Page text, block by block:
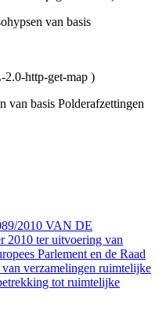
van basis
http-get-map )
basis Polderafzettingen
2010 VAN DE
2010 ter uitvoering van
Parlement en de Raad
verzamelingen ruimtelijke
tot ruimtelijke